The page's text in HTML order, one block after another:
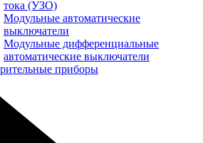
тока (УЗО)
Модульные автоматические
выключатели
Модульные дифференциальные
автоматические выключатели
приборы